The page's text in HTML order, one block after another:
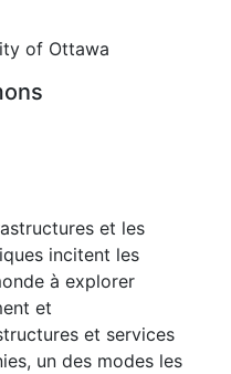
of Ottawa
4.0
et les
incitent les
à explorer
et
et services
un des modes les